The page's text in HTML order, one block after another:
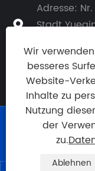

Adresse:
Stadt
Copyright ©
Alle
Links |
Wir
besseres
Website-
Inhalte zu
Nutzung
der
zu.
Ablehnen